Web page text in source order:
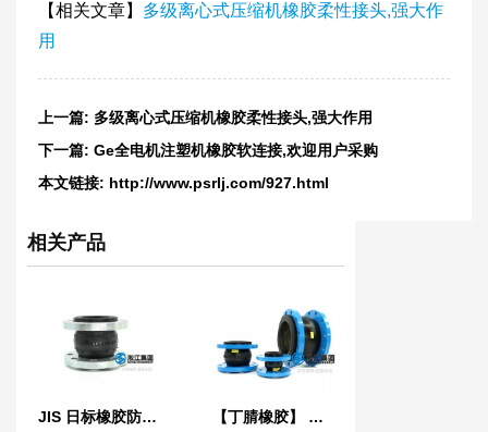
【相关文章】 多级离心式压缩机橡胶柔性接头,强大作
用
上一篇: 多级离心式压缩机橡胶柔性接头,强大作用
下一篇: Ge全电机注塑机橡胶软连接,欢迎用户采购
本文链接: http://www.psrlj.com/927.html
相关产品
JIS 日标橡胶防震接头 【丁腈橡胶】 LO型NBR液压耐油橡胶接头